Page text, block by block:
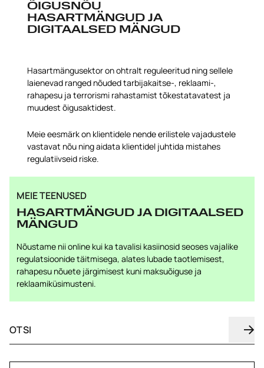
ÕIGUSNÕU
HASARTMÄNGUD JA
DIGITAALSED MÄNGUD
Hasartmängusektor on ohtralt reguleeritud ning sellele
laienevad ranged nõuded tarbijakaitse-, reklaami-,
rahapesu ja terrorismi rahastamist tõkestatavatest ja
muudest õigusaktidest.
Meie eesmärk on klientidele nende erilistele vajadustele
vastavat nõu ning aidata klientidel juhtida mistahes
regulatiivseid riske.
MEIE TEENUSED
HASARTMÄNGUD JA DIGITAALSED
MÄNGUD
Nõustame nii online kui ka tavalisi kasiinosid seoses vajalike
regulatsioonide täitmisega, alates lubade taotlemisest,
rahapesu nõuete järgimisest kuni maksuõiguse ja
reklaamiküsimusteni.